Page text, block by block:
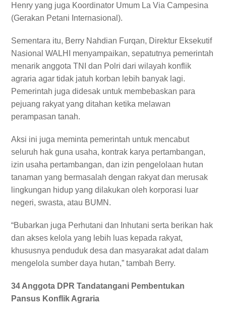
Henry yang juga Koordinator Umum La Via Campesina
(Gerakan Petani Internasional).
Sementara itu, Berry Nahdian Furqan, Direktur Eksekutif
Nasional WALHI menyampaikan, sepatutnya pemerintah
menarik anggota TNI dan Polri dari wilayah konflik
agraria agar tidak jatuh korban lebih banyak lagi.
Pemerintah juga didesak untuk membebaskan para
pejuang rakyat yang ditahan ketika melawan
perampasan tanah.
Aksi ini juga meminta pemerintah untuk mencabut
seluruh hak guna usaha, kontrak karya pertambangan,
izin usaha pertambangan, dan izin pengelolaan hutan
tanaman yang bermasalah dengan rakyat dan merusak
lingkungan hidup yang dilakukan oleh korporasi luar
negeri, swasta, atau BUMN.
“Bubarkan juga Perhutani dan Inhutani serta berikan hak
dan akses kelola yang lebih luas kepada rakyat,
khususnya penduduk desa dan masyarakat adat dalam
mengelola sumber daya hutan,” tambah Berry.
34 Anggota DPR Tandatangani Pembentukan
Pansus Konflik Agraria